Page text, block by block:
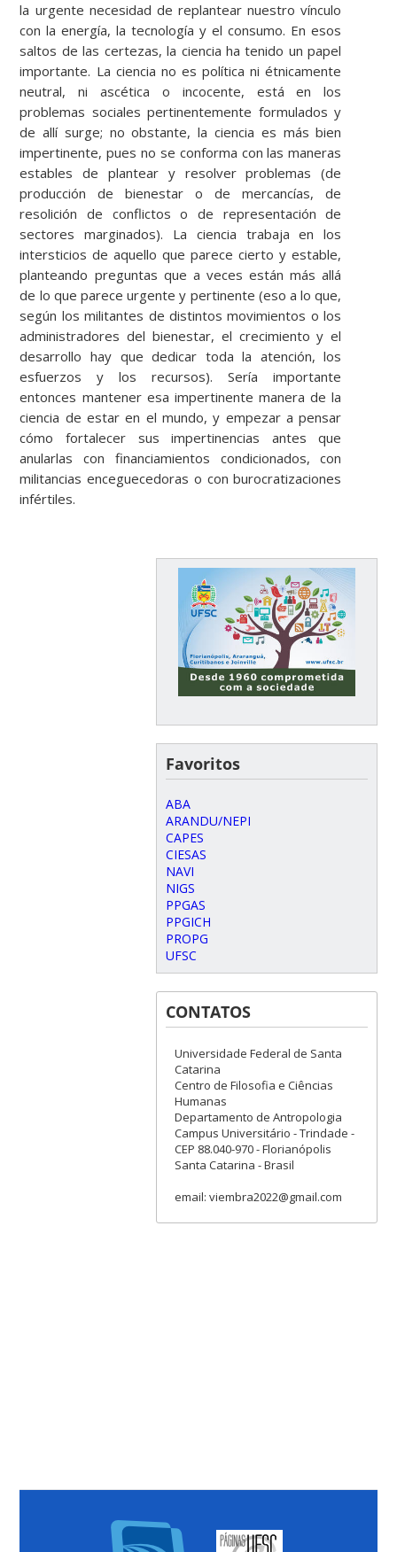
la urgente necesidad de replantear nuestro vínculo
con la energía, la tecnología y el consumo. En esos
saltos de las certezas, la ciencia ha tenido un papel
importante. La ciencia no es política ni étnicamente
neutral, ni ascética o incocente, está en los
problemas sociales pertinentemente formulados y
de allí surge; no obstante, la ciencia es más bien
impertinente, pues no se conforma con las maneras
estables de plantear y resolver problemas (de
producción de bienestar o de mercancías, de
resolición de conflictos o de representación de
sectores marginados). La ciencia trabaja en los
intersticios de aquello que parece cierto y estable,
planteando preguntas que a veces están más allá
de lo que parece urgente y pertinente (eso a lo que,
según los militantes de distintos movimientos o los
administradores del bienestar, el crecimiento y el
desarrollo hay que dedicar toda la atención, los
esfuerzos y los recursos). Sería importante
entonces mantener esa impertinente manera de la
ciencia de estar en el mundo, y empezar a pensar
cómo fortalecer sus impertinencias antes que
anularlas con financiamientos condicionados, con
militancias enceguecedoras o con burocratizaciones
infértiles.
Favoritos
ABA
ARANDU/NEPI
CAPES
CIESAS
NAVI
NIGS
PPGAS
PPGICH
PROPG
UFSC
CONTATOS
Universidade Federal de Santa
Catarina
Centro de Filosofia e Ciências
Humanas
Departamento de Antropologia
Campus Universitário - Trindade -
CEP 88.040-970 - Florianópolis
Santa Catarina - Brasil
email: viembra2022@gmail.com